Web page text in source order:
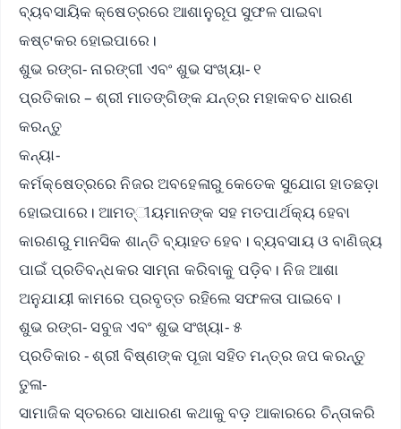
ବ୍ୟବସାୟିକ କ୍ଷେତ୍ରରେ ଆଶାନୁରୂପ ସୁଫଳ ପାଇବା
କଷ୍ଟକର ହୋଇପାରେ।
ଶୁଭ ରଙ୍ଗ- ନାରଙ୍ଗୀ ଏବଂ ଶୁଭ ସଂଖ୍ୟା- ୧
ପ୍ରତିକାର – ଶ୍ରୀ ମାତଙ୍ଗିଙ୍କ ଯନ୍ତ୍ର ମହାକବଚ ଧାରଣ
କରନ୍ତୁ
କନ୍ୟା-
କର୍ମକ୍ଷେତ୍ରରେ ନିଜର ଅବହେଳାରୁ କେତେକ ସୁଯୋଗ ହାତଛଡ଼ା
ହୋଇପାରେ। ଆମତ୍ୀୟମାନଙ୍କ ସହ ମତପାର୍ଥକ୍ୟ ହେବା
କାରଣରୁ ମାନସିକ ଶାନ୍ତି ବ୍ୟାହତ ହେବ। ବ୍ୟବସାୟ ଓ ବାଣିଜ୍ୟ
ପାଇଁ ପ୍ରତିବନ୍ଧକର ସାମ୍ନା କରିବାକୁ ପଡ଼ିବ। ନିଜ ଆଶା
ଅନୁଯାୟୀ କାମରେ ପ୍ରବୃତ୍ତ ରହିଲେ ସଫଳତା ପାଇବେ।
ଶୁଭ ରଙ୍ଗ- ସବୁଜ ଏବଂ ଶୁଭ ସଂଖ୍ୟା- ୫
ପ୍ରତିକାର - ଶ୍ରୀ ବିଷ୍ଣଙ୍କ ପୂଜା ସହିତ ମନ୍ତ୍ର ଜପ କରନ୍ତୁ
ତୁଳା-
ସାମାଜିକ ସ୍ତରରେ ସାଧାରଣ କଥାକୁ ବଡ଼ ଆକାରରେ ଚିନ୍ତାକରି